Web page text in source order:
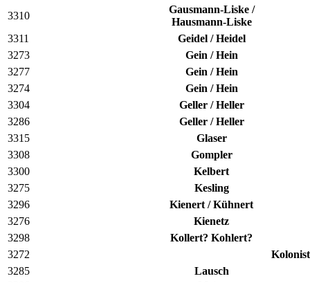
3310
Gausmann-Liske /
Hausmann-Liske
3311
Geidel / Heidel
3273
Gein / Hein
3277
Gein / Hein
3274
Gein / Hein
3304
Geller / Heller
3286
Geller / Heller
3315
Glaser
3308
Gompler
3300
Kelbert
3275
Kesling
3296
Kienert / Kühnert
3276
Kienetz
3298
Kollert? Kohlert?
3272
3285
Lausch